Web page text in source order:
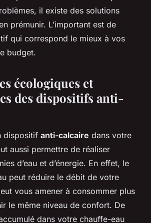
il existe des solutions
prémunir. L’important est de
qui correspond le mieux à vos
budget.
écologiques et
des dispositifs anti-
dispositif anti-calcaire dans votre
aussi permettre de réaliser
d’eau et d’énergie. En effet, le
peut réduire le débit de votre
vous amener à consommer plus
le même niveau de confort. De
dans votre chauffe-eau